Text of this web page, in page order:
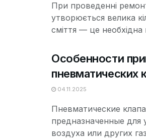
При проведенні
утворюється велика
сміття — це необхідна
Особенности
пневматических
04.11.2025
Пневматические
предназначенные для
воздуха или других